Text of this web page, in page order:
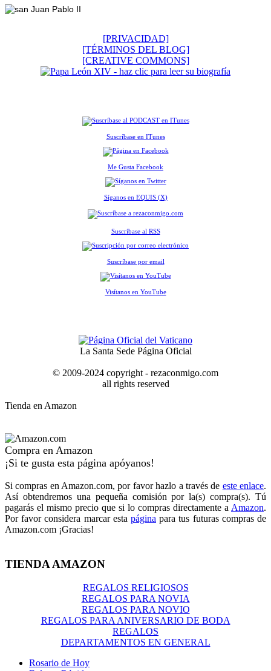
[PRIVACIDAD]
[TÉRMINOS DEL BLOG]
[CREATIVE COMMONS]
Suscríbase en ITunes
Me Gusta Facebook
Síganos en EQUIS (X)
Suscríbase al RSS
Suscríbase por email
Visítanos en YouTube
La Santa Sede Página Oficial
© 2009-2024 copyright - rezaconmigo.com
all rights reserved
Tienda en Amazon
Compra en Amazon
¡Si te gusta esta página apóyanos!
Si compras en Amazon.com, por favor hazlo a través de este enlace.
Así obtendremos una pequeña comisión por la(s) compra(s). Tú
pagarás el mismo precio que si lo compras directamente a Amazon.
Por favor considera marcar esta página para tus futuras compras de
Amazon.com ¡Gracias!
TIENDA AMAZON
REGALOS RELIGIOSOS
REGALOS PARA NOVIA
REGALOS PARA NOVIO
REGALOS PARA ANIVERSARIO DE BODA
REGALOS
DEPARTAMENTOS EN GENERAL
Rosario de Hoy